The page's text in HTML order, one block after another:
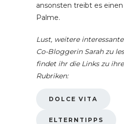
ansonsten treibt es
Palme.
Lust, weitere
Co-Bloggerin Sarah zu
findet ihr die Links zu
Rubriken:
DOLCE VITA
ELTERNTIPPS